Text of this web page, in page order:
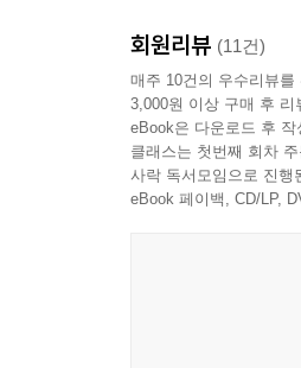
지키고 보호하기 위
우리가 왜 우주로 나
우리가 만약 장기적
과밀해지고 있어요.
우주로 뻗어나가려
그렇기 때문에 성공
회원리뷰 (11건)
매주 10건의 우수리뷰
3,000원 이상 구매 후 리
eBook은 다운로드 후
클래스는 첫번째 회차
사락 독서모임으로 진행
eBook 페이백, CD/LP,